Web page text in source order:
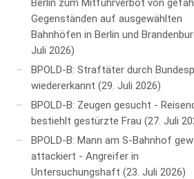
Berlin zum Mitführverbot von
Gegenständen auf ausgewählten
Bahnhöfen in Berlin und
Juli 2026
BPOLD-B: Straftäter durch
wiedererkannt 29. Juli 2026
BPOLD-B: Zeugen gesucht -
bestiehlt gestürzte Frau 27. Juli
BPOLD-B: Mann am S-Bahnhof
attackiert - Angreifer in
Untersuchungshaft 23. Juli 2026